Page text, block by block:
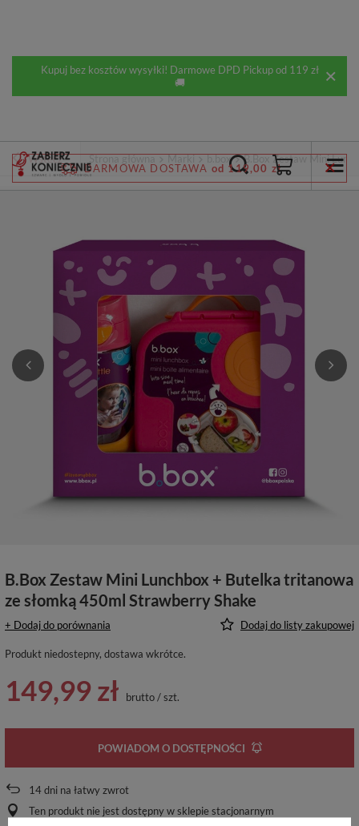
Kupuj bez kosztów wysyłki! Darmowe DPD Pickup od 119 zł
🚚
DARMOWA DOSTAWA od 119,00 zł
Wstecz Strona główna Marki b.box B.Box Zestaw Mini
B.Box Zestaw Mini Lunchbox + Butelka tritanowa
ze słomką 450ml Strawberry Shake
+ Dodaj do porównania Dodaj do listy zakupowej
Produkt niedostepny, dostawa wkrótce
149,99 zł brutto/szt.
POWIADOM O DOSTĘPNOŚCI
14dni na łatwy zwrot
Ten produkt nie jest dostępny w sklepie stacjonarnym